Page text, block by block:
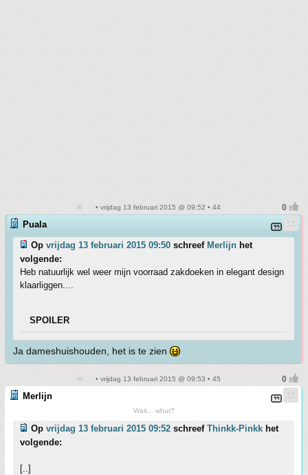
• vrijdag 13 februari 2015 @ 09:52 • 44
Puala
Op vrijdag 13 februari 2015 09:50 schreef Merlijn het
volgende:
Heb natuurlijk wel weer mijn voorraad zakdoeken in elegant design
klaarliggen....
SPOILER
Ja dameshuishouden, het is te zien
• vrijdag 13 februari 2015 @ 09:53 • 45
Merlijn
Wait... whut?
Op vrijdag 13 februari 2015 09:52 schreef Thinkk-Pinkk het
volgende:
[..]